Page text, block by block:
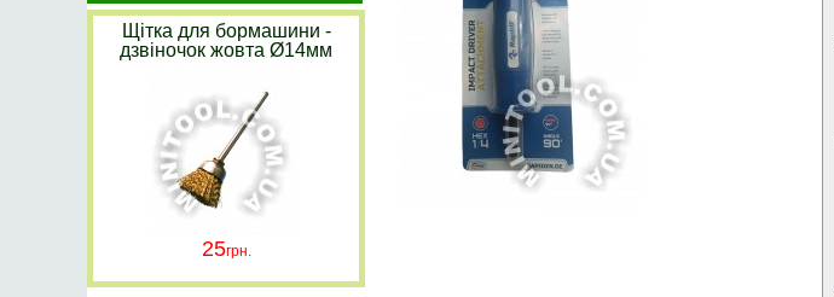
Щітка для бормашини -
дзвіночок жовта Ø14мм
25